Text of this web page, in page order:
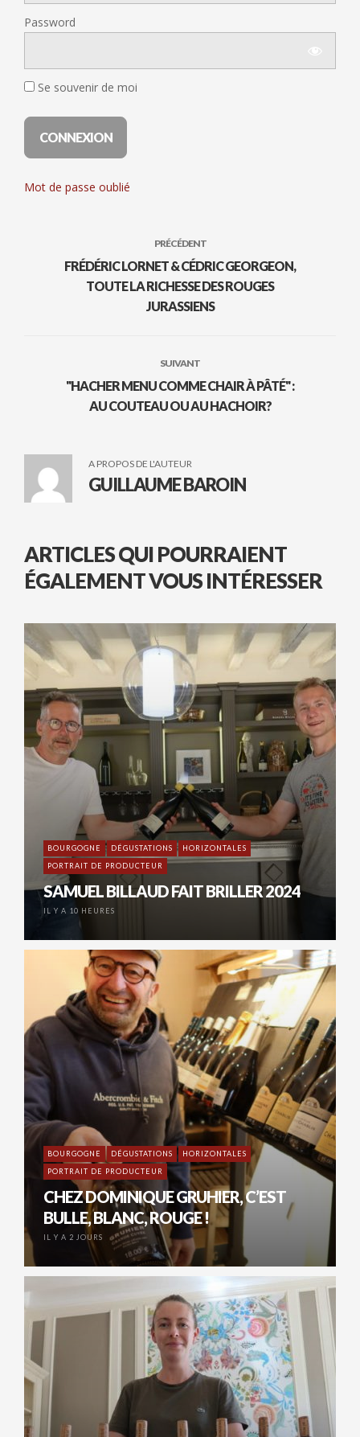
Password
Se souvenir de moi
Mot de passe oublié
PRÉCÉDENT
FRÉDÉRIC LORNET & CÉDRIC GEORGEON,
TOUTE LA RICHESSE DES ROUGES
JURASSIENS
SUIVANT
"HACHER MENU COMME CHAIR À PÂTÉ" :
AU COUTEAU OU AU HACHOIR?
A PROPOS DE L'AUTEUR
GUILLAUME BAROIN
ARTICLES QUI POURRAIENT
ÉGALEMENT VOUS INTÉRESSER
BOURGOGNE DÉGUSTATIONS
HORIZONTALES
PORTRAIT DE PRODUCTEUR
SAMUEL BILLAUD FAIT BRILLER 2024
IL Y A 10 HEURES
BOURGOGNE DÉGUSTATIONS
HORIZONTALES
PORTRAIT DE PRODUCTEUR
CHEZ DOMINIQUE GRUHIER, C’EST
BULLE, BLANC, ROUGE !
IL Y A 2 JOURS